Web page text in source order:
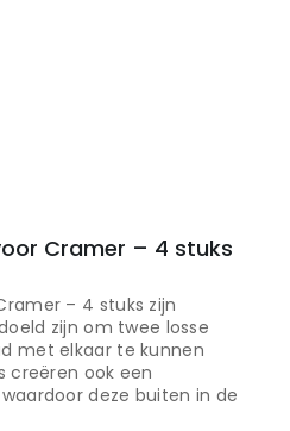
Cramer – 4 stuks
– 4 stuks zijn
zijn om twee losse
met elkaar te kunnen
creëren ook een
deze buiten in de